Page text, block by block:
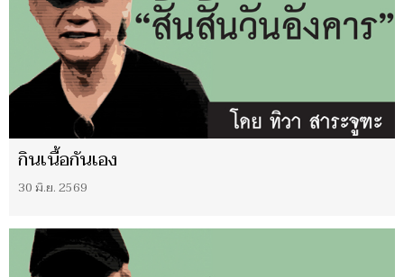
กินเนื้อกันเอง
30 มิ.ย. 2569